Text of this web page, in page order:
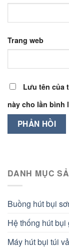
Trang web
Lưu tên của
này cho lần bình
DANH MỤC
Buồng hút bụi
Hệ thống hút bụi
Máy hút bụi túi